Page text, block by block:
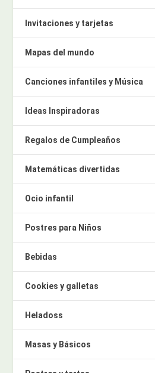
Invitaciones y tarjetas
Mapas del mundo
Canciones infantiles y Música
Ideas Inspiradoras
Regalos de Cumpleaños
Matemáticas divertidas
Ocio infantil
Postres para Niños
Bebidas
Cookies y galletas
Heladoss
Masas y Básicos